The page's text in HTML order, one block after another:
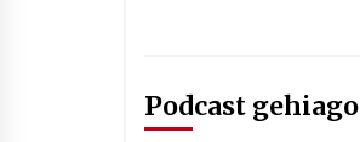
Podcast gehiago